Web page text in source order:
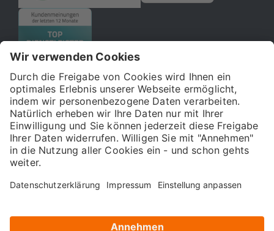
© 2026 121WATT GmbH
Über uns
Allgemeine Geschäftsbedingungen